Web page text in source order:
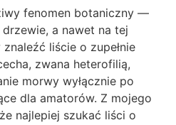
fenomen botaniczny —
a nawet na tej
liście o zupełnie
zwana heterofilią,
morwy wyłącznie po
dla amatorów. Z mojego
najlepiej szukać liści o